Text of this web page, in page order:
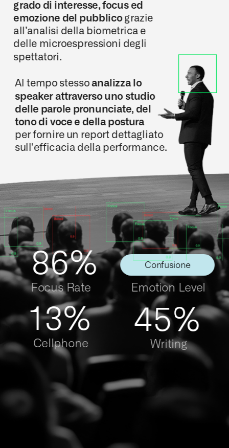
grado di interesse, focus ed
emozione del pubblico grazie
all’analisi della biometrica e
delle microespressioni degli
spettatori.
Al tempo stesso analizza lo
speaker attraverso uno studio
delle parole pronunciate, del
tono di voce e della postura
per fornire un report dettagliato
sull'efficacia della performance.
86% Confusione
Focus Rate Emotion Level
13% 45%
Cellphone Writing